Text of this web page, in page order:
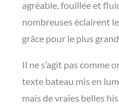
agréable, fouillée et
nombreuses éclairent
grâce pour le plus
Il ne s’agit pas comme
texte bateau mis en
mais de vraies belles